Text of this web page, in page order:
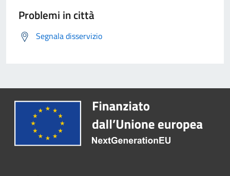
Problemi in città
Segnala disservizio